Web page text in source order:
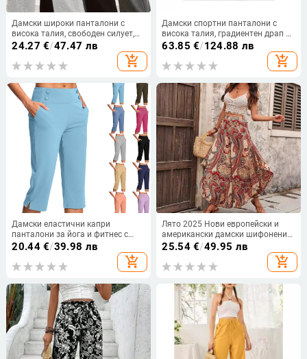
Дамски широки панталони с
висока талия, свободен силует,
едноцветни, спортен стил,
24.27 €/47.47 лв
add_shopping_cart
Дамски спортни панталони с
висока талия, градиентен драп и
връзка, права кройка, дизайн
63.85 €/124.88 лв
add_shopping_cart
Дамски еластични капри
панталони за йога и фитнес с
джобове, едноцветни.
20.44€/39.98 лв
add_shopping_cart
Лято 2025 Нови европейски и
американски дамски шифонени
кюлоти с висока талия и щампи
25.54€/49.95 лв
add_shopping_cart